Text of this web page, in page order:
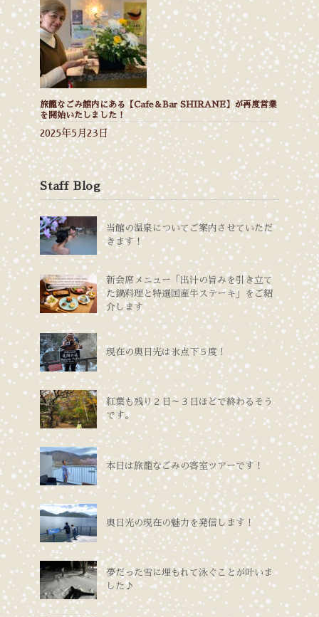
旅籠なごみ館内にある【Cafe＆Bar SHIRANE】が再度営業
を開始いたしました！
2025年5月23日
Staff Blog
当館の温泉についてご案内させていただ
きます！
新会席メニュー「出汁の旨みを引き立て
た鍋料理と特選国産牛ステーキ」をご紹
介します
現在の奥日光は氷点下５度！
紅葉も残り２日～３日ほどで終わるそう
です。
本日は旅籠なごみの客室ツアーです！
奥日光の現在の魅力を発信します！
夢だった雪に埋もれて泳ぐことが叶いま
した♪